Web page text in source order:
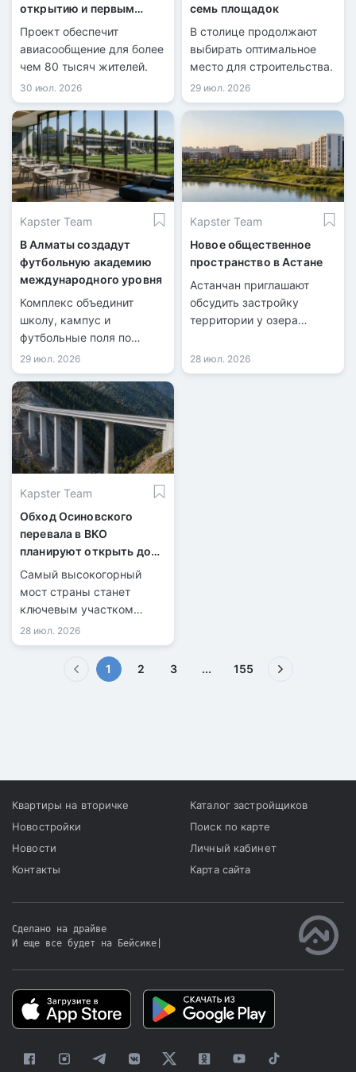
открытию и первым
рейсам
Проект обеспечит
авиасообщение для более
чем 80 тысяч жителей.
30 июл. 2026
семь площадок
В столице продолжают
выбирать оптимальное
место для строительства.
29 июл. 2026
Kapster Team
В Алматы создадут
футбольную академию
международного уровня
Комплекс объединит
школу, кампус и
футбольные поля по
стандартам FIFA.
29 июл. 2026
Kapster Team
Новое общественное
пространство в Астане
Астанчан приглашают
обсудить застройку
территории у озера
28 июл. 2026
Kapster Team
Обход Осиновского
перевала в ВКО
планируют открыть до
конца 2026 года
Самый высокогорный
мост страны станет
ключевым участком
новой трассы.
28 июл. 2026
1 (текущая)
2 3 ... 155
Квартиры на вторичке
Новостройки
Новости
Контакты
Каталог застройщиков
Поиск по карте
Личный кабинет
Карта сайта
Сделано на драйве
И еще все будет на Бейсике